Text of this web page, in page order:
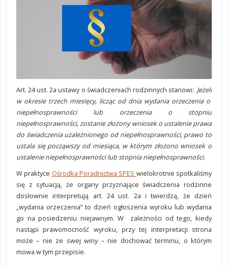
Art. 24 ust. 2a ustawy o świadczeniach rodzinnych stanowi: Jeżeli
w okresie trzech miesięcy, licząc od dnia wydania orzeczenia o
niepełnosprawności lub orzeczenia o stopniu
niepełnosprawności, zostanie złożony wniosek o ustalenie prawa
do świadczenia uzależnionego od niepełnosprawności, prawo to
ustala się począwszy od miesiąca, w którym złożono wniosek o
ustalenie niepełnosprawności lub stopnia niepełnosprawności.
W praktyce Ośrodka Poradnictwa SPES wielokrotnie spotkaliśmy
się z sytuacją, że organy przyznające świadczenia rodzinne
dosłownie interpretują art. 24 ust. 2a i twierdzą, że dzień
„wydania orzeczenia” to dzień ogłoszenia wyroku lub wydania
go na posiedzeniu niejawnym. W zależności od tego, kiedy
nastąpi prawomocność wyroku, przy tej interpretacji strona
może – nie ze swej winy – nie dochować terminu, o którym
mowa w tym przepisie.